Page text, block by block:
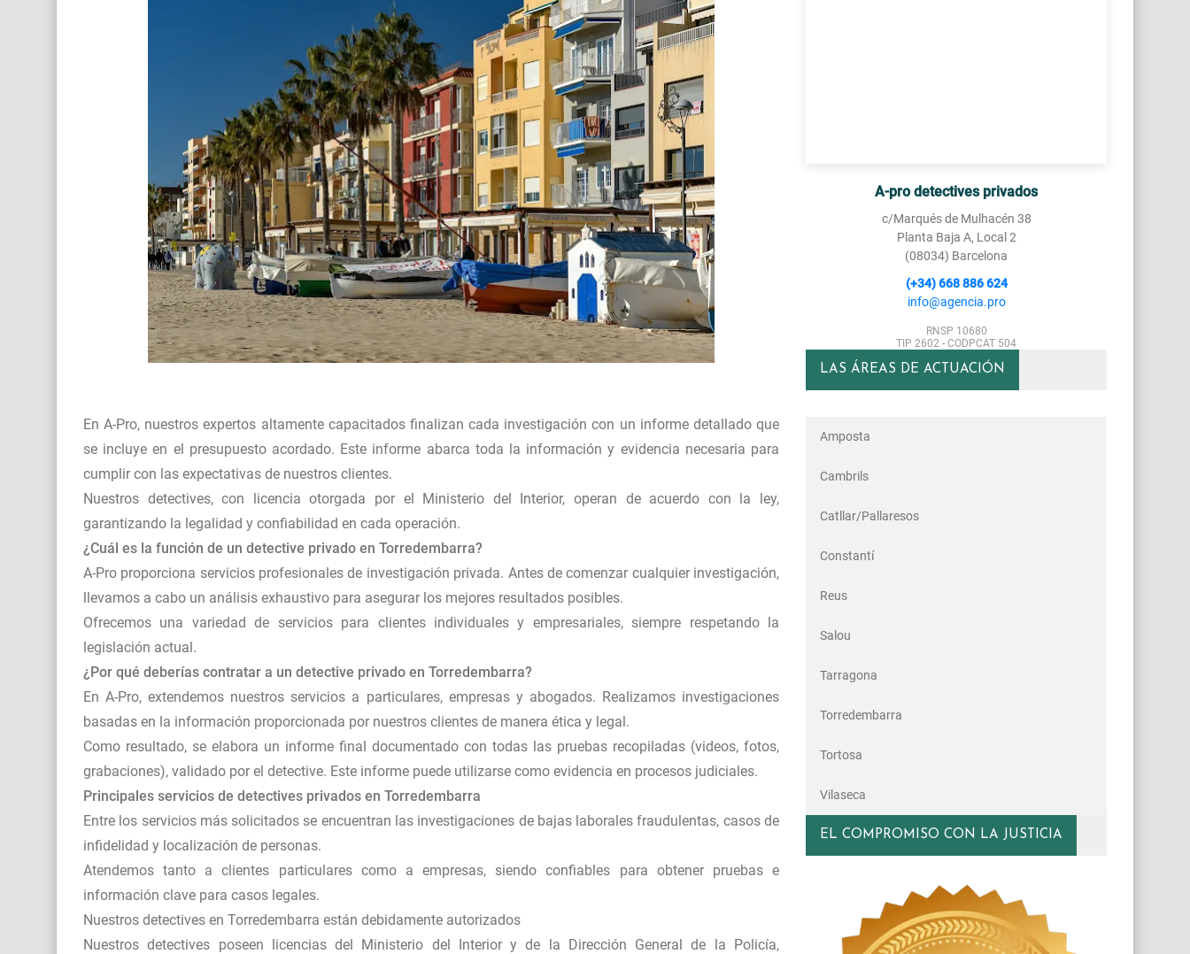
Detectives en El Catllar y Els Pallaresos
Detectives para particulares
Actitudes de una persona infiel
Detective investigador privado, Vilaseca
Detective e investigador privado en Reus
En A-Pro, nuestros expertos altamente capacitados finalizan cada investigación con un informe detallado que
se incluye en el presupuesto acordado. Este informe abarca toda la información y evidencia necesaria para
cumplir con las expectativas de nuestros clientes.
Nuestros detectives, con licencia otorgada por el Ministerio del Interior, operan de acuerdo con la ley,
garantizando la legalidad y confiabilidad en cada operación.
¿Cuál es la función de un detective privado en Torredembarra?
A-Pro proporciona servicios profesionales de investigación privada. Antes de comenzar cualquier investigación,
llevamos a cabo un análisis exhaustivo para asegurar los mejores resultados posibles.
Ofrecemos una variedad de servicios para clientes individuales y empresariales, siempre respetando la
legislación actual.
¿Por qué deberías contratar a un detective privado en Torredembarra?
En A-Pro, extendemos nuestros servicios a particulares, empresas y abogados. Realizamos investigaciones
basadas en la información proporcionada por nuestros clientes de manera ética y legal.
Como resultado, se elabora un informe final documentado con todas las pruebas recopiladas (videos, fotos,
grabaciones), validado por el detective. Este informe puede utilizarse como evidencia en procesos judiciales.
Principales servicios de detectives privados en Torredembarra
Entre los servicios más solicitados se encuentran las investigaciones de bajas laborales fraudulentas, casos de
infidelidad y localización de personas.
Atendemos tanto a clientes particulares como a empresas, siendo confiables para obtener pruebas e
información clave para casos legales.
Nuestros detectives en Torredembarra están debidamente autorizados
Nuestros detectives poseen licencias del Ministerio del Interior y de la Dirección General de la Policía,
A-pro detectives privados
c/Marqués de Mulhacén 38
Planta Baja A, Local 2
(08034) Barcelona
(+34) 668 886 624
info@agencia.pro
RNSP 10680
TIP 2602 - CODPCAT 504
LAS ÁREAS DE ACTUACIÓN
Amposta
Cambrils
Catllar/Pallaresos
Constantí
Reus
Salou
Tarragona
Torredembarra
Tortosa
Vilaseca
EL COMPROMISO CON LA JUSTICIA